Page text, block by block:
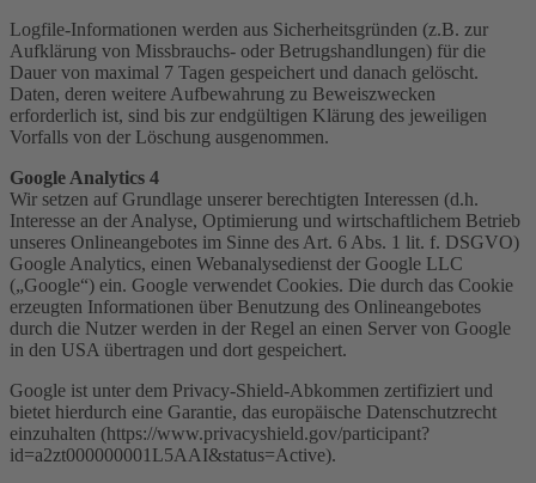
Logfile-Informationen werden aus Sicherheitsgründen (z.B. zur
Aufklärung von Missbrauchs- oder Betrugshandlungen) für die
Dauer von maximal 7 Tagen gespeichert und danach gelöscht.
Daten, deren weitere Aufbewahrung zu Beweiszwecken
erforderlich ist, sind bis zur endgültigen Klärung des jeweiligen
Vorfalls von der Löschung ausgenommen.
Google Analytics 4
Wir setzen auf Grundlage unserer berechtigten Interessen (d.h.
Interesse an der Analyse, Optimierung und wirtschaftlichem Betrieb
unseres Onlineangebotes im Sinne des Art. 6 Abs. 1 lit. f. DSGVO)
Google Analytics, einen Webanalysedienst der Google LLC
(„Google“) ein. Google verwendet Cookies. Die durch das Cookie
erzeugten Informationen über Benutzung des Onlineangebotes
durch die Nutzer werden in der Regel an einen Server von Google
in den USA übertragen und dort gespeichert.
Google ist unter dem Privacy-Shield-Abkommen zertifiziert und
bietet hierdurch eine Garantie, das europäische Datenschutzrecht
einzuhalten (https://www.privacyshield.gov/participant?
id=a2zt000000001L5AAI&status=Active).